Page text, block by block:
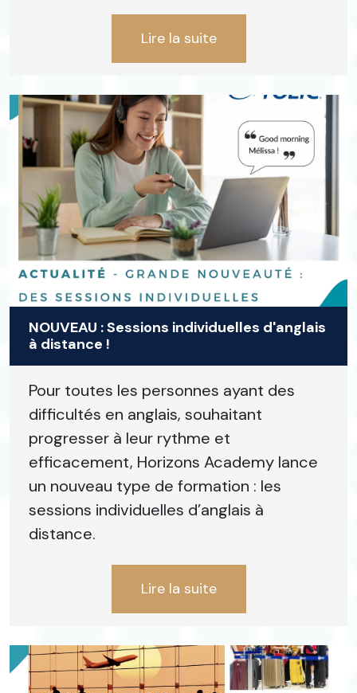
Lire la suite
NOUVEAU : Sessions individuelles d'anglais
à distance !
Pour toutes les personnes ayant des
difficultés en anglais, souhaitant
progresser à leur rythme et
efficacement, Horizons Academy lance
un nouveau type de formation : les
sessions individuelles d’anglais à
distance.
Lire la suite